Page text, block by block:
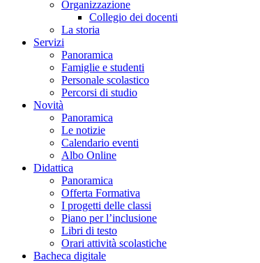
Organizzazione
Collegio dei docenti
La storia
Servizi
Panoramica
Famiglie e studenti
Personale scolastico
Percorsi di studio
Novità
Panoramica
Le notizie
Calendario eventi
Albo Online
Didattica
Panoramica
Offerta Formativa
I progetti delle classi
Piano per l’inclusione
Libri di testo
Orari attività scolastiche
Bacheca digitale